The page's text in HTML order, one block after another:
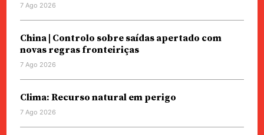
7 Ago 2026
China | Controlo sobre saídas apertado com
novas regras fronteiriças
7 Ago 2026
Clima: Recurso natural em perigo
7 Ago 2026